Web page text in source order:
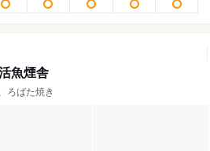
魚煙舎
ろばた焼き